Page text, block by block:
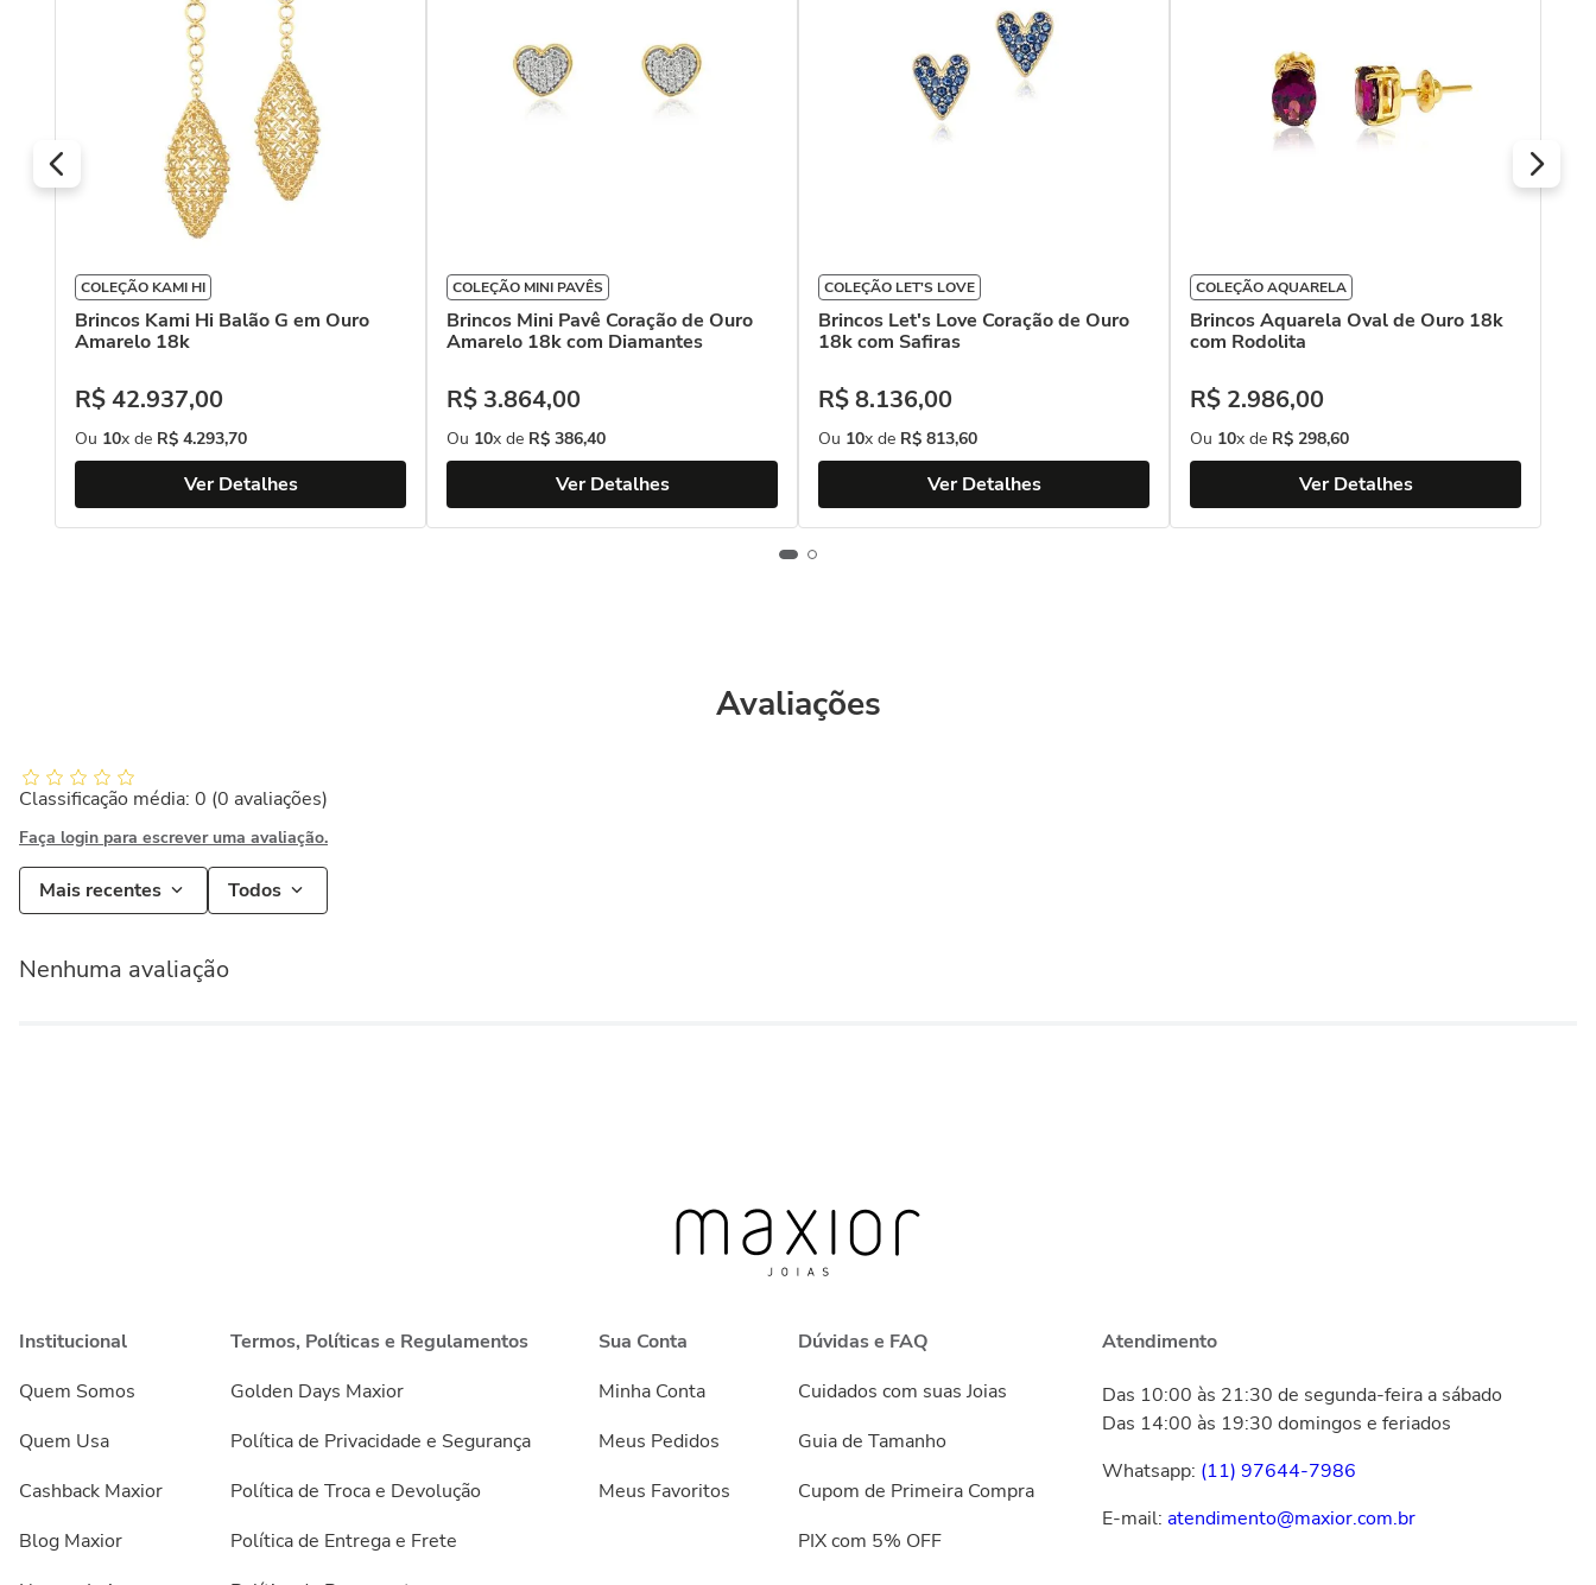
COLEÇÃO KAMI HI
Brincos Kami Hi Balão G em Ouro
Amarelo 18k
R$42.937,00
Ou 10x de R$ 4.293,70
Ver Detalhes
COLEÇÃO MINI PAVÊS
Brincos Mini Pavê Coração de Ouro
Amarelo 18k com Diamantes
R$ 3.864,00
Ou 10x de R$ 386,40
Ver Detalhes
COLEÇÃO LET'S LOVE
Brincos Let's Love Coração de Ouro
18k com Safiras
R$8.136,00
Ou 10x de R$ 813,60
Ver Detalhes
COLEÇÃO AQUARELA
Brincos Aquarela Oval de Ouro 18k
com Rodolita
R$ 2.986,00
Ou 10x de R$ 298,60
Ver Detalhes
Avaliações
Classificação média: 0 (0 avaliações)
Faça login para escrever uma avaliação.
Mais recentes Todos
Nenhuma avaliação
Institucional
Quem Somos
Quem Usa
Cashback Maxior
Blog Maxior
Termos, Políticas e Regulamentos
Golden Days Maxior
Política de Privacidade e Segurança
Política de Troca e Devolução
Política de Entrega e Frete
Sua Conta
Minha Conta
Meus Pedidos
Meus Favoritos
Dúvidas e FAQ
Cuidados com suas Joias
Guia de Tamanho
Cupom de Primeira Compra
PIX com 5% OFF
Atendimento
Das 10:00 às 21:30 de segunda-feira a sábado
Das 14:00 às 19:30 domingos e feriados
Whatsapp: (11) 97644-7986
E-mail: atendimento@maxior.com.br